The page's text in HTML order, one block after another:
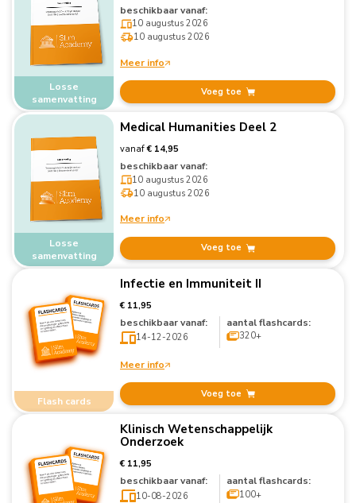
Losse
samenvatting
beschikbaar vanaf:
10 augustus 2026
10 augustus 2026
Meer info
Voeg toe
Losse
samenvatting
Medical Humanities Deel 2
vanaf€ 14,95
beschikbaar vanaf:
10 augustus 2026
10 augustus 2026
Meer info
Voeg toe
Flash cards
Infectie en Immuniteit II
€ 11,95
beschikbaar vanaf:
14-12-2026
aantal flashcards:
320+
Meer info
Voeg toe
Klinisch Wetenschappelijk
Onderzoek
€ 11,95
beschikbaar vanaf:
10-08-2026
aantal flashcards:
100+